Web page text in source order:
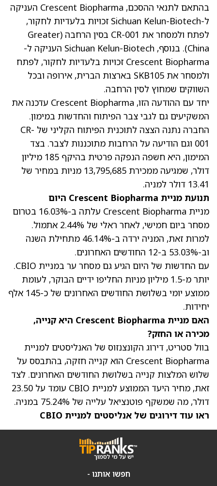
בהתאם לתנאי ההסכם, Crescent Biopharma העניקה
ל-Sichuan Kelun-Biotech זכויות בלעדיות לחקור,
לפתח ולמסחר את CR-001 בסין הרחבה (Greater
China). בנוסף, Sichuan Kelun-Biotech העניקה ל-
Crescent Biopharma זכויות בלעדיות לחקור, לפתח
ולמסחר את SKB105 בארצות הברית, אירופה ובכל
השווקים שמחוץ לסין הרחבה.
יחד עם ההודעה הזו, Crescent Biopharma עדכנה את
המשקיעים גם לגבי צבר הפיתוח והחדשות במימון.
החברה נתנה הצצה לתוכנית הפיתוח הקליני של CR-
001 וגם הודיעה על הרחבות מתוכננות לצבר. בצד
המימון, היא חשפה הנפקה פרטית בהיקף 185 מיליון
דולר, שמגיעה ממכירת 13,795,685 מניות במחיר של
13.41 דולר למניה.
תנועת מניית Crescent Biopharma היום
מניית Crescent Biopharma עלתה ב-16.03% בטרום
מסחר ביום חמישי
, לאחר ראלי של 2.44% אתמול.
למרות זאת, המניה ירדה ב-46.14% מתחילת השנה
וב-53.03% ב-12 החודשים האחרונים.
עם החדשות של היום הגיע גם מסחר ער במניית CBIO.
יותר מ-1.5 מיליון מניות החליפו ידיים הבוקר, לעומת
ממוצע יומי בשלושת החודשים האחרונים של כ-145 אלף
יחידות.
האם מניית Crescent Biopharma היא קנייה,
מכירה או החזק?
בוול סטריט, דירוג הקונצנזוס של האנליסטים למניית
Crescent Biopharma הוא קנייה חזקה, בהתבסס על
שלוש המלצות קנייה בשלושת החודשים האחרונים. לצד
זאת,
מחיר היעד הממוצע למניית CBIO עומד על 23.50
דולר, מה שמשקף פוטנציאל עלייה של 75.24% במניה.
ראו עוד דירוגים של אנליסטים למניית CBIO
חפשו אותנו -